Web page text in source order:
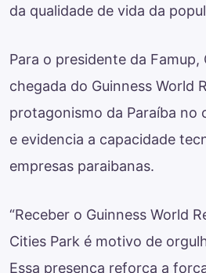
da qualidade de vida da
Para o presidente da Famup,
chegada do Guinness World
protagonismo da Paraíba no
e evidencia a capacidade
empresas paraibanas.
“Receber o Guinness World
Cities Park é motivo de
Essa presença reforça a